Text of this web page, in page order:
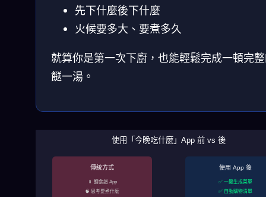
先下什麼後下什麼
火候要多大、要煮多久
就算你是第一次下廚，也能輕鬆完成一頓完
餸一湯。
使用「今晚吃什麼」App 前 vs 後
傳統方式
📱 翻食譜 App
🧠 思考要煮什麼
使用 App 後
✅ 一鍵生成菜單
✅ 自動購物清單